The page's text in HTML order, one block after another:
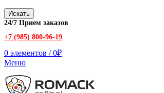
Искать
24/7 Прием заказов
+7 (985) 800-96-19
0 элементов / 0₽
Меню